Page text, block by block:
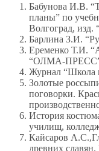
Бабунова И.В.
планы” по
Волгоград, изд.
Барлина З.И.
Еременко Т.И.
“ОЛМА-ПРЕСС”
Журнал “Школа
Золотые
поговорки.
История
училищ,
Кайсаров
древних